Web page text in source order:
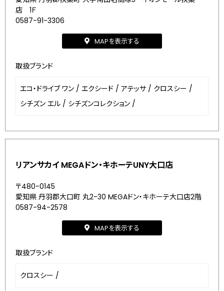
店 1Ｆ
0587-91-3306
MAPを表示する
取扱ブランド
エコ・ドライブ ワン / エクシード / アテッサ / クロスシー /
シチズン エル / シチズンコレクション /
リアンサカイ MEGAドン・キホーテUNY大口店
〒480-0145
愛知県 丹羽郡大口町 丸2-30 MEGAドン・キホーテ大口店2階
0587-94-2578
MAPを表示する
取扱ブランド
クロスシー /